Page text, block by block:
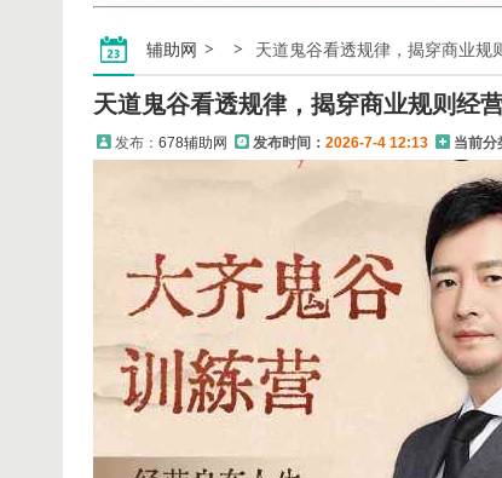
辅助网 天道鬼谷看透规律，揭穿商业规
天道鬼谷看透规律，揭穿商业规则经
发布： 678辅助网 发布时间： 2026-7-4 12:13 当前分